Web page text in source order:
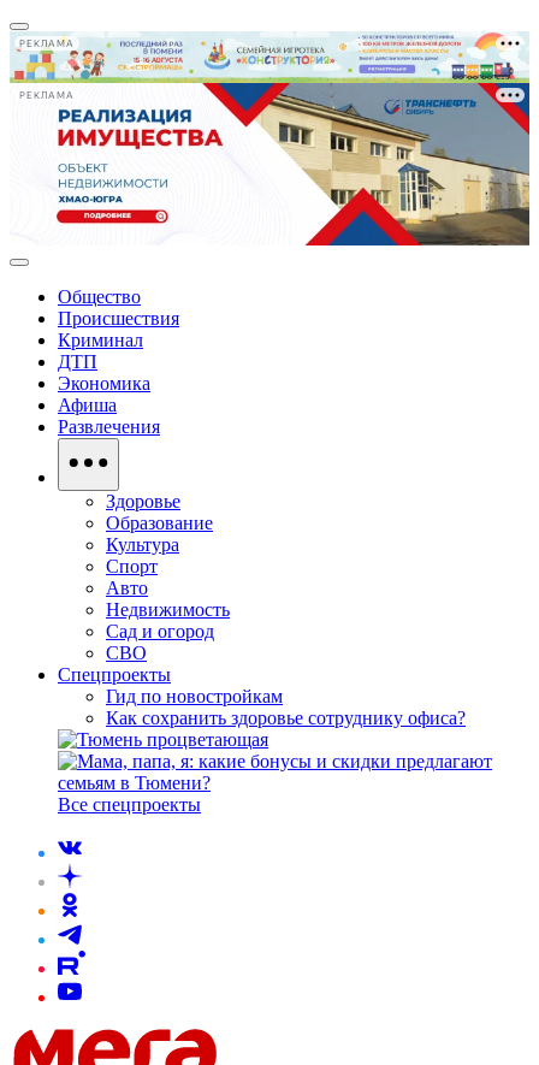
РЕКЛАМА
РЕКЛАМА
Общество
Происшествия
Криминал
ДТП
Экономика
Афиша
Развлечения
Здоровье
Образование
Культура
Спорт
Авто
Недвижимость
Сад и огород
СВО
Спецпроекты
Гид по новостройкам
Как сохранить здоровье сотруднику офиса?
Все спецпроекты